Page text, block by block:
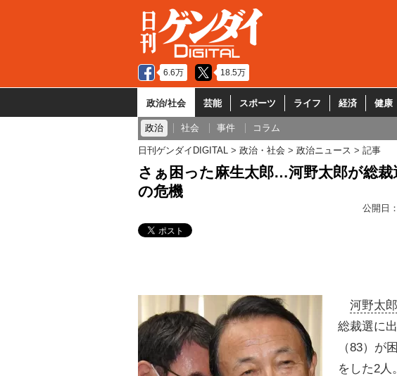
6.6万 18.5万
政治/社会 芸能 スポーツ ライフ 経済 健康
政治 社会 事件 コラム
日刊ゲンダイDIGITAL 政治・社会 政治ニュース 記事
さぁ困った麻生太郎…河野太郎が総
の危機
公開日：
河野太郎
総裁選に
（83）が
をした2人